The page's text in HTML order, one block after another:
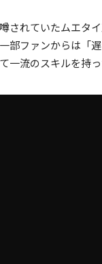
されていたムエタ
部ファンからは「
一流のスキルを持